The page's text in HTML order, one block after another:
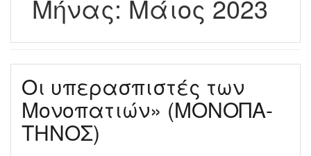
Μήνας: Μάιος 2023
Οι υπερασπιστές των
Μονοπατιών» (ΜΟΝΟΠΑ-
ΤΗΝΟΣ)